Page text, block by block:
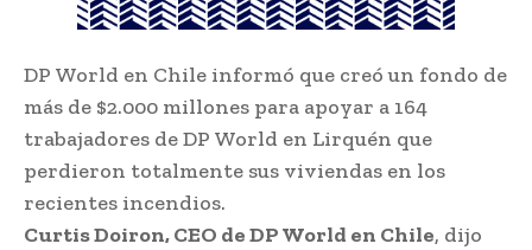
DP World en Chile informó que creó un fondo de
más de $2.000 millones para apoyar a 164
trabajadores de DP World en Lirquén que
perdieron totalmente sus viviendas en los
recientes incendios.
Curtis Doiron, CEO de DP World en Chile, dijo